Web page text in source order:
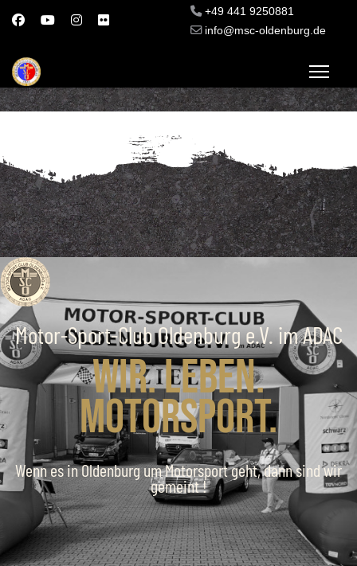
+49 441 9250881
info@msc-oldenburg.de
Motor-Sport-Club Oldenburg e.V. im ADAC
Wir. Leben.
Motorsport.
Wenn es in Oldenburg um Motorsport geht, dann sind wir
gemeint !